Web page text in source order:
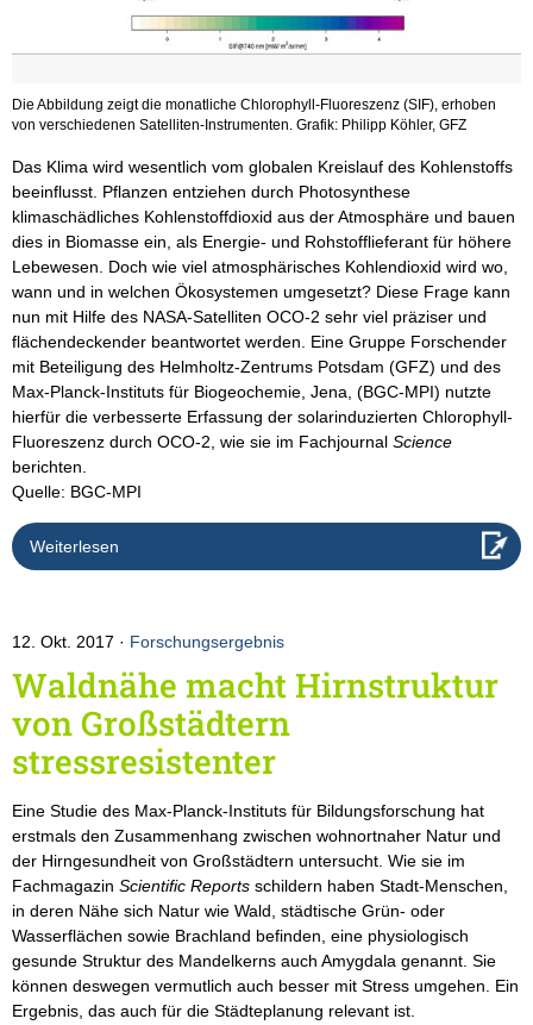
Die Abbildung zeigt die monatliche Chlorophyll-Fluoreszenz (SIF), erhoben
von verschiedenen Satelliten-Instrumenten. Grafik: Philipp Köhler, GFZ
Das Klima wird wesentlich vom globalen Kreislauf des Kohlenstoffs
beeinflusst. Pflanzen entziehen durch Photosynthese
klimaschädliches Kohlenstoffdioxid aus der Atmosphäre und bauen
dies in Biomasse ein, als Energie- und Rohstofflieferant für höhere
Lebewesen. Doch wie viel atmosphärisches Kohlendioxid wird wo,
wann und in welchen Ökosystemen umgesetzt? Diese Frage kann
nun mit Hilfe des NASA-Satelliten OCO-2 sehr viel präziser und
flächendeckender beantwortet werden. Eine Gruppe Forschender
mit Beteiligung des Helmholtz-Zentrums Potsdam (GFZ) und des
Max-Planck-Instituts für Biogeochemie, Jena, (BGC-MPI) nutzte
hierfür die verbesserte Erfassung der solarinduzierten Chlorophyll-
Fluoreszenz durch OCO-2, wie sie im Fachjournal Science
berichten.
Quelle: BGC-MPI
Weiterlesen
12. Okt. 2017 Forschungsergebnis
Waldnähe macht Hirnstruktur
von Großstädtern
stressresistenter
Eine Studie des Max-Planck-Instituts für Bildungsforschung hat
erstmals den Zusammenhang zwischen wohnortnaher Natur und
der Hirngesundheit von Großstädtern untersucht. Wie sie im
Fachmagazin Scientific Reports schildern haben Stadt-Menschen,
in deren Nähe sich Natur wie Wald, städtische Grün- oder
Wasserflächen sowie Brachland befinden, eine physiologisch
gesunde Struktur des Mandelkerns auch Amygdala genannt. Sie
können deswegen vermutlich auch besser mit Stress umgehen. Ein
Ergebnis, das auch für die Städteplanung relevant ist.